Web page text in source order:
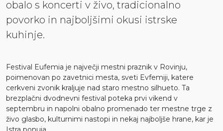
obalo s koncerti v živo, tradicionalno
povorko in najboljšimi okusi istrske
kuhinje.
Festival Eufemia je največji mestni praznik v Rovinju,
poimenovan po zavetnici mesta, sveti Evfemiji, katere
cerkveni zvonik kraljuje nad staro mestno silhueto. Ta
brezplačni dvodnevni festival poteka prvi vikend v
septembru in napolni obalno promenado ter mestne trge z
živo glasbo, kulturnimi nastopi in nekaj najboljše hrane, kar je